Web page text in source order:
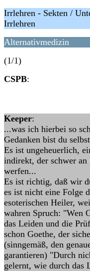
Irrlehren - Sekten /
Irrlehren
Alternativmedizin
(1/1)
CSPB:
Keeper:
...was ich hierbei so
Gedanken bist du
Es ist ungeheuerlich,
indirekt, der schwer
werfen...
Es ist richtig, daß wir
es ist nicht eine Folge
esoterischen Heiler,
wahren Spruch: "Wen
das Leiden und die
schon Goethe, der
(sinngemäß, den
garantieren) "Durch
gelernt, wie durch das